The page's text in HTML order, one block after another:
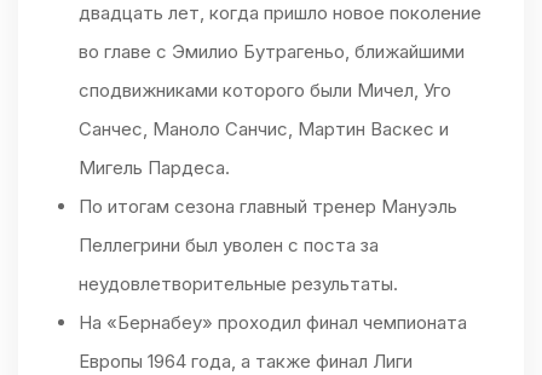
двадцать лет, когда пришло новое поколение
во главе с Эмилио Бутрагеньо, ближайшими
сподвижниками которого были Мичел, Уго
Санчес, Маноло Санчис, Мартин Васкес и
Мигель Пардеса.
По итогам сезона главный тренер Мануэль
Пеллегрини был уволен с поста за
неудовлетворительные результаты.
На «Бернабеу» проходил финал чемпионата
Европы 1964 года, а также финал Лиги